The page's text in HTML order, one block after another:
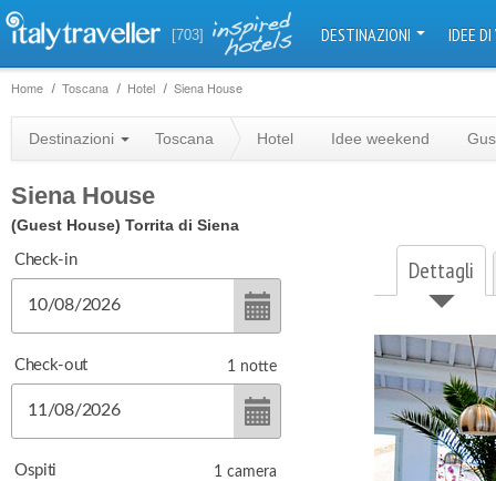
[703] DESTINAZIONI IDEE
Home Toscana Hotel Siena House
Destinazioni Toscana Hotel Idee weekend
Siena House
(Guest House) Torrita di Siena
Dettagli
Check-in
Check-out 1 notte
Ospiti 1 camera